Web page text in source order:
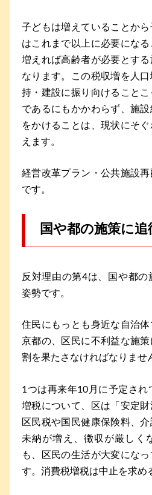
子どもは増えていることか
はこれまで以上に必要にな
増えれば高齢者が必要とす
なります。この税収増を人
持・建設に振り向けること
であるにもかかわらず、施
をかけることは、現状にそ
えます。
経営改革プラン・公共施設
です。
国や都の施策に
反対理由の第4は、国や都
姿勢です。
住民にもっとも身近な自治
京都の、区民に不利益な施
割を果たさなければなりませ
1つは再来年10月に予定され
増税について、区は「安定財
区民税や国民健康保険料、
未納が増え、徴収が厳しく
も、区民の生活が大変にな
す。消費税増税は中止を求め